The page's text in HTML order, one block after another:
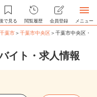
で見る 閲覧履歴 会員登録 メニュー
葉市＞千葉市中央区＞千葉市中央区・
イト・求人情報